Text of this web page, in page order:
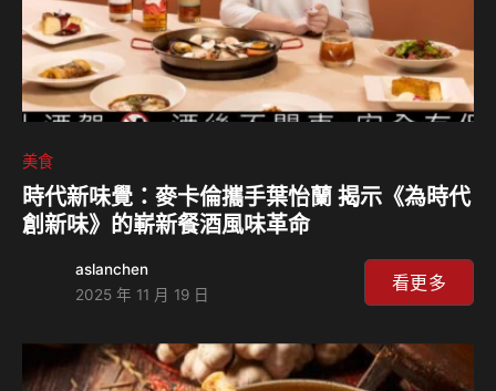
美食
時代新味覺：麥卡倫攜手葉怡蘭 揭示《為時代
創新味》的嶄新餐酒風味革命
aslanchen
2025 年 11 月 19 日
看更多